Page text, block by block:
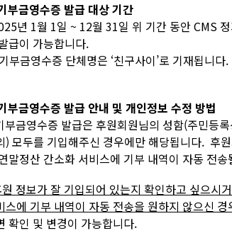
부금영수증 발급 대상 기간
년 1월 1일 ~ 12월 31일 위 기간 동안 CMS
급이 가능합니다.
부금영수증 단체명은 ‘친구사이’로 기재됩니다.
부금영수증 발급 안내 및 개인정보 수정 방법
금영수증 발급은 후원회원님의 성함(주민등
) 모두를 기입해주신 경우에만 해당됩니다. 후
말정산 간소화 서비스에 기부 내역이 자동 전송
정보가 잘 기입되어 있는지 확인하고 싶으시
스에 기부 내역이 자동 전송을 원하지 않으신 경
확인 및 변경이 가능합니다.